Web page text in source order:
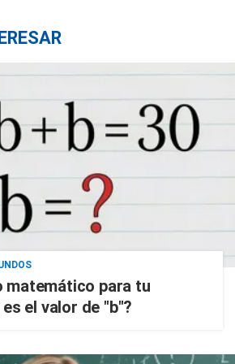
matemático para tu
el valor de "b"?